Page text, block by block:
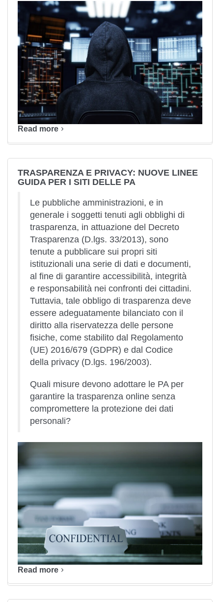
Read more
TRASPARENZA E PRIVACY: NUOVE LINEE
GUIDA PER I SITI DELLE PA
Le pubbliche amministrazioni, e in
generale i soggetti tenuti agli obblighi di
trasparenza, in attuazione del Decreto
Trasparenza (D.lgs. 33/2013), sono
tenute a pubblicare sui propri siti
istituzionali una serie di dati e documenti,
al fine di garantire accessibilità, integrità
e responsabilità nei confronti dei cittadini.
Tuttavia, tale obbligo di trasparenza deve
essere adeguatamente bilanciato con il
diritto alla riservatezza delle persone
fisiche, come stabilito dal Regolamento
(UE) 2016/679 (GDPR) e dal Codice
della privacy (D.lgs. 196/2003).
Quali misure devono adottare le PA per
garantire la trasparenza online senza
compromettere la protezione dei dati
personali?
Read more